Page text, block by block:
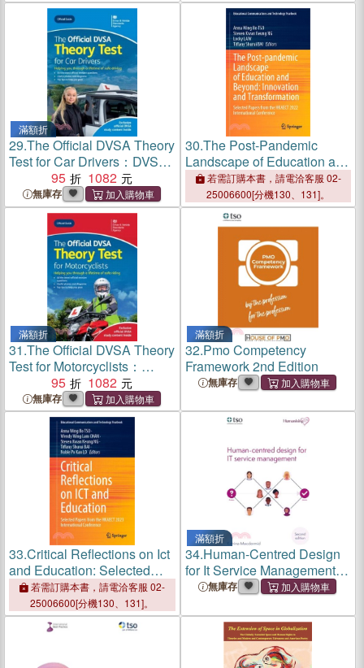
滿額折
29.The Official DVSA Theory
Test for Car Drivers：DVSA
Theory Test Cars 2024 new
ed
95 1082
無庫存
30.The Post-Pandemic
Landscape of Education and
Beyond: Innovation and
Transformation: Selected
Papers from the Hkaect
2022 International
Conference
若需訂購本書，請電洽客服 02-
25006600[分機130、131]。
滿額折
31.The Official DVSA Theory
Test for Motorcyclists：
DVSA Theory Test
Motorcyclists
95 1082
無庫存
滿額折
32.Pmo Competency
Framework 2nd Edition
無庫存
33.Critical Reflections on Ict
and Education: Selected
Papers from the Hkaect
2023 International
Conference
若需訂購本書，請電洽客服 02-
25006600[分機130、131]。
滿額折
34.Human-Centred Design
for It Service Management-
-2nd Edition
無庫存